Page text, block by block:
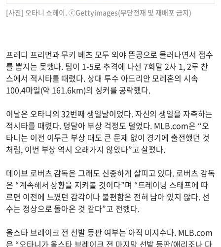
[사진] 오타니 쇼헤이. ⓒGettyimages(무단전재 및 재배포 금지)
프레디 프리먼과 무키 베츠 모두 외야 뜬공으로 물러나면서 점수
를 뽑지는 못했다. 팀이 1-5로 추격에 나선 7회말 2사 1, 2루 찬
스에서 적시타를 때렸다. 상대 투수 아드리안 모레혼의 시속
100.4마일(약 161.6km)의 싱커를 공략했다.
이날은 오타니의 32번째 생일날이었다. 자신의 생일을 자축하는
적시타를 때렸다. 덩달아 부상 걱정도 덜었다. MLB.com은 “오
타니는 이전 이두근 부상 때도 큰 문제 없이 경기에 출전했던 것
처럼, 이번 부상 역시 오래가지 않았다”고 살폈다.
데이브 로버츠 감독은 그래도 신중하게 살피고 있다. 로버츠 감독
은 “계속해서 상황을 지켜볼 것이다”며 “트레이닝 스태프에 따
르면 이전에 느꼈던 감각이나 불편함은 전혀 남아 있지 않다. 선
수는 정상으로 돌아온 것 같다”고 전했다.
올스타 브레이크 전 선발 등판 여부는 아직 미지수다. MLB.com
은 “오타니가 올스타 브레이크 전 마지막 선발 등판(애리조나 다